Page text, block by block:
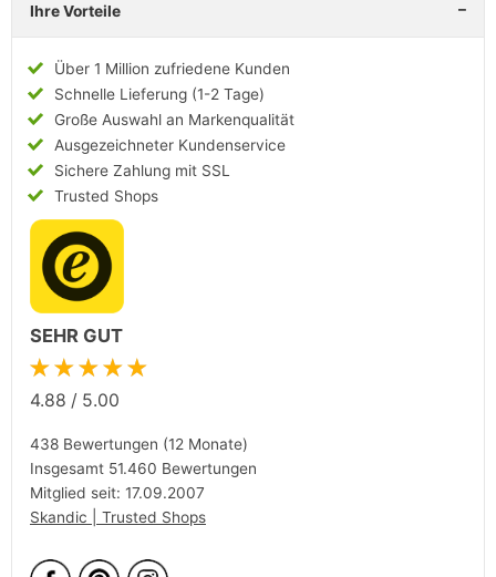
Ihre Vorteile
Über 1 Million zufriedene Kunden
Schnelle Lieferung (1-2 Tage)
Große Auswahl an Markenqualität
Ausgezeichneter Kundenservice
Sichere Zahlung mit SSL
Trusted Shops
SEHR GUT
★★★★★
4.88 / 5.00
438 Bewertungen (12 Monate)
Insgesamt 51.460 Bewertungen
Mitglied seit: 17.09.2007
Skandic | Trusted Shops